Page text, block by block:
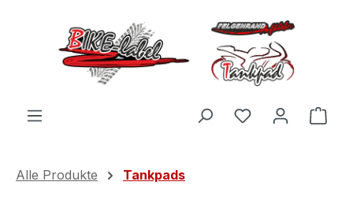
Zum Hauptinhalt springen
Du hast 0
Alle Produkte Tankpads